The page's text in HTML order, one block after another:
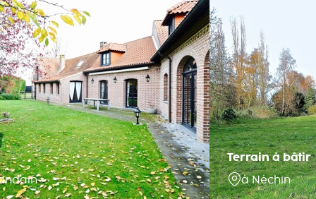
Terrain à bâtir
à Néchin